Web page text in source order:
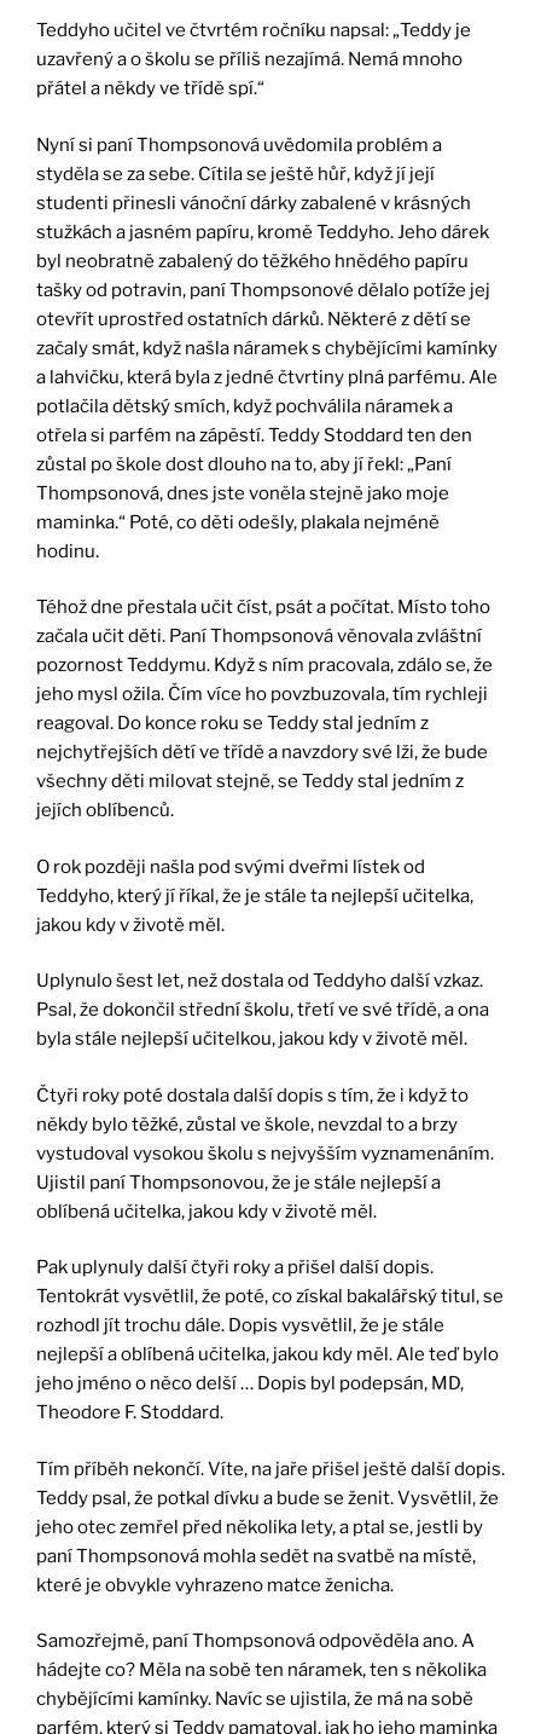
Teddyho učitel ve čtvrtém ročníku napsal: „Teddy je
uzavřený a o školu se příliš nezajímá. Nemá mnoho
přátel a někdy ve třídě spí.“
Nyní si paní Thompsonová uvědomila problém a
styděla se za sebe. Cítila se ještě hůř, když jí její
studenti přinesli vánoční dárky zabalené v krásných
stužkách a jasném papíru, kromě Teddyho. Jeho dárek
byl neobratně zabalený do těžkého hnědého papíru
tašky od potravin, paní Thompsonové dělalo potíže jej
otevřít uprostřed ostatních dárků. Některé z dětí se
začaly smát, když našla náramek s chybějícími kamínky
a lahvičku, která byla z jedné čtvrtiny plná parfému. Ale
potlačila dětský smích, když pochválila náramek a
otřela si parfém na zápěstí. Teddy Stoddard ten den
zůstal po škole dost dlouho na to, aby jí řekl: „Paní
Thompsonová, dnes jste voněla stejně jako moje
maminka.“ Poté, co děti odešly, plakala nejméně
hodinu.
Téhož dne přestala učit číst, psát a počítat. Místo toho
začala učit děti. Paní Thompsonová věnovala zvláštní
pozornost Teddymu. Když s ním pracovala, zdálo se, že
jeho mysl ožila. Čím více ho povzbuzovala, tím rychleji
reagoval. Do konce roku se Teddy stal jedním z
nejchytřejších dětí ve třídě a navzdory své lži, že bude
všechny děti milovat stejně, se Teddy stal jedním z
jejích oblíbenců.
O rok později našla pod svými dveřmi lístek od
Teddyho, který jí říkal, že je stále ta nejlepší učitelka,
jakou kdy v životě měl.
Uplynulo šest let, než dostala od Teddyho další vzkaz.
Psal, že dokončil střední školu, třetí ve své třídě, a ona
byla stále nejlepší učitelkou, jakou kdy v životě měl.
Čtyři roky poté dostala další dopis s tím, že i když to
někdy bylo těžké, zůstal ve škole, nevzdal to a brzy
vystudoval vysokou školu s nejvyšším vyznamenáním.
Ujistil paní Thompsonovou, že je stále nejlepší a
oblíbená učitelka, jakou kdy v životě měl.
Pak uplynuly další čtyři roky a přišel další dopis.
Tentokrát vysvětlil, že poté, co získal bakalářský titul, se
rozhodl jít trochu dále. Dopis vysvětlil, že je stále
nejlepší a oblíbená učitelka, jakou kdy měl. Ale teď bylo
jeho jméno o něco delší … Dopis byl podepsán, MD,
Theodore F. Stoddard.
Tím příběh nekončí. Víte, na jaře přišel ještě další dopis.
Teddy psal, že potkal dívku a bude se ženit. Vysvětlil, že
jeho otec zemřel před několika lety, a ptal se, jestli by
paní Thompsonová mohla sedět na svatbě na místě,
které je obvykle vyhrazeno matce ženicha.
Samozřejmě, paní Thompsonová odpověděla ano. A
hádejte co? Měla na sobě ten náramek, ten s několika
chybějícími kamínky. Navíc se ujistila, že má na sobě
parfém, který si Teddy pamatoval, jak ho jeho maminka